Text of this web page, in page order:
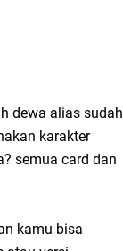
dewa alias sudah
karakter
semua card dan
kamu bisa